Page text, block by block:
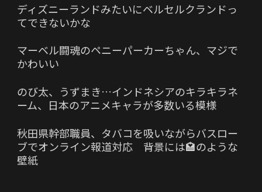
ディズニーランドみたいにベルセルクランドっ
てできないかな
マーベル闘魂のペニーパーカーちゃん、マジで
かわいい
のび太、うずまき…インドネシアのキラキラネ
ーム、日本のアニメキャラが多数いる模様
秋田県幹部職員、タバコを吸いながらバスロー
ブでオンライン報道対応 背景には🏩のような
壁紙